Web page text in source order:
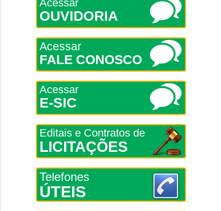
Acessar
OUVIDORIA
Acessar
FALE CONOSCO
Acessar
E-SIC
Editais e Contratos de
LICITAÇÕES
Telefones
ÚTEIS